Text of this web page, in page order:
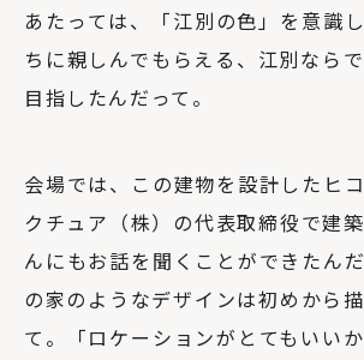
あたっては、「江別の色」を意識
ちに親しんでもらえる、江別なら
目指したんだって。
会場では、この建物を設計した ヒ
クチュア（株）の代表取締役で建
んにもお話を聞くことができたん
の家のようなデザインは初めから
て。「ロケーションがとてもいい